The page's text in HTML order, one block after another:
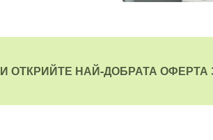
И ОТКРИЙТЕ НАЙ-ДОБРАТА ОФЕРТА